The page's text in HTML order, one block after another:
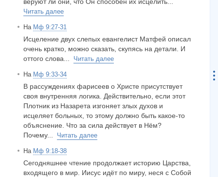
Читать далее
На Мф 9:27-31
Исцеление двух слепых евангелист Матфей описал
очень кратко, можно сказать, скупясь на детали. И
оттого слова... Читать далее
На Мф 9:33-34
В рассуждениях фарисеев о Христе присутствует
своя внутренняя логика. Действительно, если этот
Плотник из Назарета изгоняет злых духов и
исцеляет больных, то этому должно быть какое-то
объяснение. Что за сила действует в Нём?
Почему... Читать далее
На Мф 9:18-38
Сегодняшнее чтение продолжает историю Царства,
входящего в мир. Иисус идёт по миру, неся с Собой